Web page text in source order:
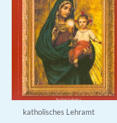
katholisches Lehramt